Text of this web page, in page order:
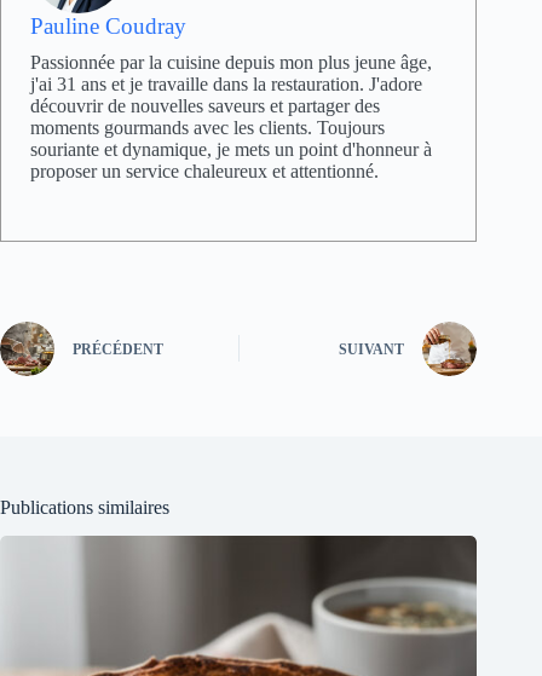
Pauline Coudray
Passionnée par la cuisine depuis mon plus jeune âge,
j'ai 31 ans et je travaille dans la restauration. J'adore
découvrir de nouvelles saveurs et partager des
moments gourmands avec les clients. Toujours
souriante et dynamique, je mets un point d'honneur à
proposer un service chaleureux et attentionné.
PRÉCÉDENT SUIVANT
Publications similaires